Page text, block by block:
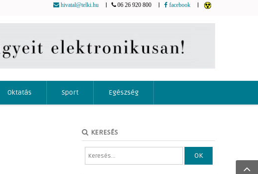
hivatal@telki.hu 06 26 920 800 facebook
Oktatás Sport Egészség
KERESÉS
OK